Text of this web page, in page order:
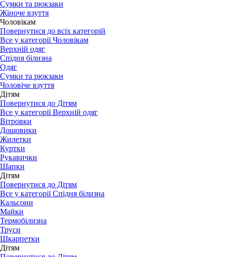
Сумки та рюкзаки
Жіноче взуття
Чоловікам
Повернутися до всіх категорій
Все у категорії Чоловікам
Верхній одяг
Спідня білизна
Одяг
Сумки та рюкзаки
Чоловіче взуття
Дітям
Повернутися до Дітям
Все у категорії Верхній одяг
Вітровки
Дощовики
Жилетки
Куртки
Рукавички
Шапки
Дітям
Повернутися до Дітям
Все у категорії Спідня білизна
Кальсони
Майки
Термобілизна
Труси
Шкарпетки
Дітям